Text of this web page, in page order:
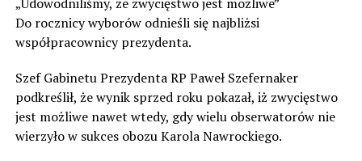
Do rocznicy wyborów odnieśli się najbliżsi
współpracownicy prezydenta.
Szef Gabinetu Prezydenta RP Paweł Szefernaker
podkreślił, że wynik sprzed roku pokazał, iż zwycięstwo
jest możliwe nawet wtedy, gdy wielu obserwatorów nie
wierzyło w sukces obozu Karola Nawrockiego.